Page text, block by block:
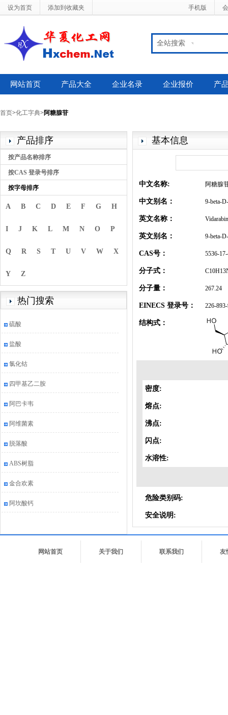
设为首页 添加到收藏夹 手机版
全站搜索
网站首页 产品大全 企业名录 企业报价 产
首页>化工字典> 阿糖腺苷
产品排序
按产品名称排序
按CAS 登录号排序
按字母排序
A B C D E F G H
I J K L M N O P
Q R S T U V W X
Y Z
热门搜索
硫酸
盐酸
氯化钴
四甲基乙二胺
阿巴卡韦
阿维菌素
脱落酸
ABS树脂
金合欢素
阿坎酸钙
基本信息
中文名称: 阿糖腺
中文别名： 9-beta-
英文名称：
英文别名： 9-beta-
CAS号： 5536-
分子式：
分子量： 267.24
EINECS 登录号： 226-
结构式：
密度:
熔点:
沸点:
闪点:
水溶性:
危险类别码:
安全说明:
网站首页 关于我们 联系我们 友